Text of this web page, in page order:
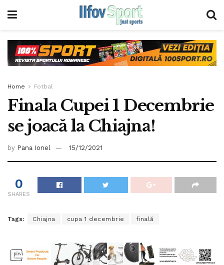
Home Fotbal
Finala Cupei 1 Decembrie
se joacă la Chiajna!
by Pana Ionel 15/12/2021
0
SHARES
Tags: Chiajna cupa 1 decembrie finală